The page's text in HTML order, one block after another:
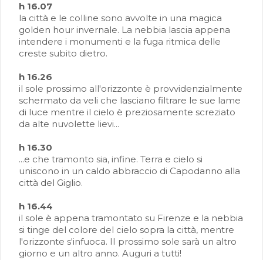
h 16.07
la città e le colline sono avvolte in una magica
golden hour invernale. La nebbia lascia appena
intendere i monumenti e la fuga ritmica delle
creste subito dietro.
h 16.26
il sole prossimo all'orizzonte è provvidenzialmente
schermato da veli che lasciano filtrare le sue lame
di luce mentre il cielo è preziosamente screziato
da alte nuvolette lievi...
h 16.30
...e che tramonto sia, infine. Terra e cielo si
uniscono in un caldo abbraccio di Capodanno alla
città del Giglio.
h 16.44
il sole è appena tramontato su Firenze e la nebbia
si tinge del colore del cielo sopra la città, mentre
l'orizzonte s'infuoca. II prossimo sole sarà un altro
giorno e un altro anno. Auguri a tutti!